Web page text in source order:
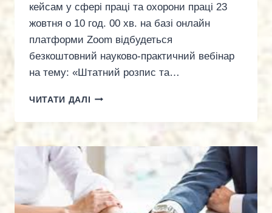
кейсам у сфері праці та охорони праці 23
жовтня о 10 год. 00 хв. на базі онлайн
платформи Zoom відбудеться
безкоштовний науково-практичний вебінар
на тему: «Штатний розпис та…
ЧИТАТИ ДАЛІ БЕЗКОШТОВНИЙ
ПРАКТИЧНИЙ
НА
РОЗПИС
ТА
СТРУКТУРА